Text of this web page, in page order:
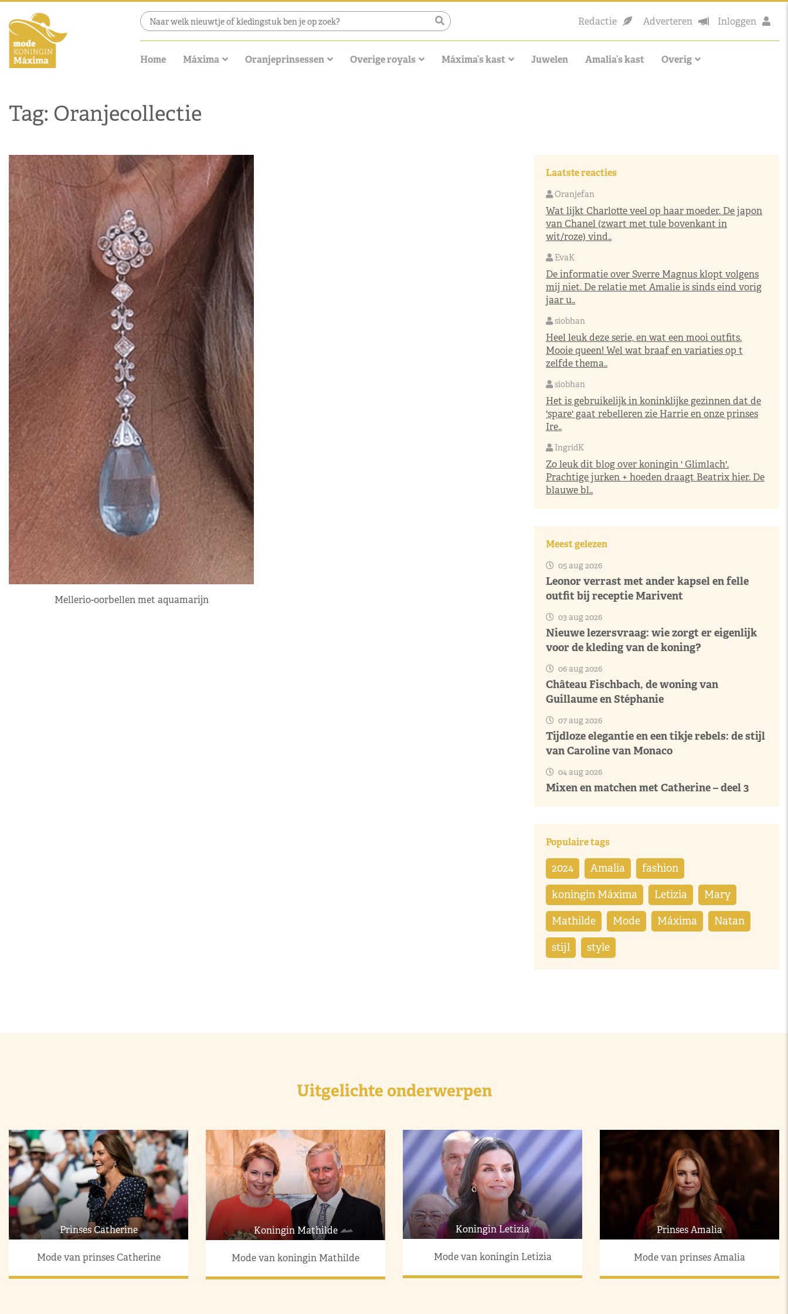
Redactie Adverteren Inloggen
Home Máxima Oranjeprinsessen Overige royals Máxima’s kast Juwelen Amalia’s kast Overig
Tag: Oranjecollectie
Mellerio-oorbellen met aquamarijn
Laatste reacties
Oranjefan
Wat lijkt Charlotte veel op haar moeder. De japon
van Chanel (zwart met tule bovenkant in
wit/roze) vind..
EvaK
De informatie over Sverre Magnus klopt volgens
mij niet. De relatie met Amalie is sinds eind vorig
jaar u..
siobhan
Heel leuk deze serie, en wat een mooi outfits.
Mooie queen! Wel wat braaf en variaties op t
zelfde thema..
siobhan
Het is gebruikelijk in koninklijke gezinnen dat de
'spare' gaat rebelleren zie Harrie en onze prinses
Ire..
IngridK
Zo leuk dit blog over koningin ' Glimlach'.
Prachtige jurken + hoeden draagt Beatrix hier. De
blauwe bl..
Meest gelezen
05 aug 2026
Leonor verrast met ander kapsel en felle
outfit bij receptie Marivent
03 aug 2026
Nieuwe lezersvraag: wie zorgt er eigenlijk
voor de kleding van de koning?
06 aug 2026
Château Fischbach, de woning van
Guillaume en Stéphanie
07 aug 2026
Tijdloze elegantie en een tikje rebels: de stijl
van Caroline van Monaco
04 aug 2026
Mixen en matchen met Catherine – deel 3
Populaire tags
2024 Amalia fashion
koningin Máxima Letizia Mary
Mathilde Mode Máxima Natan
stijl style
Uitgelichte onderwerpen
Prinses Catherine
Mode van prinses Catherine
Koningin Mathilde
Mode van koningin Mathilde
Koningin Letizia
Mode van koningin Letizia
Prinses Amalia
Mode van prinses Amalia